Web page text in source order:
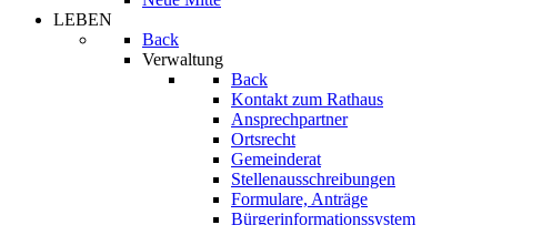
LEBEN
Back
Verwaltung
Back
Kontakt zum Rathaus
Ansprechpartner
Ortsrecht
Gemeinderat
Stellenausschreibungen
Formulare, Anträge
Bürgerinformationssystem